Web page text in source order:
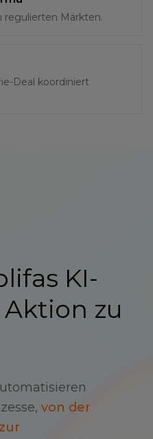
regulierten Märkten.
Deal koordiniert
KI-
zu
von der